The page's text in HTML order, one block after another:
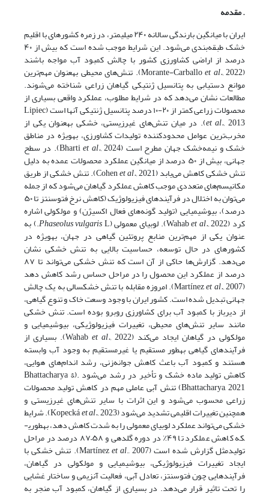
. مقدمه
ایران با میانگین بارندگی سالانه ۲۴۰ میلیمتر، در زمره کشورهای با اقلیم
خشک طبقه‌بندی می‌شود. این شرایط موجب شده است که بیش از ۴۰
درصد از اراضی کشاورزی کشور با چالش کمبود آب مواجه باشند
(Morante-Carballo
et al., 2022). تنش‌های محیطی به­عنوان مهم‌ترین
موانع دست­یابی به پتانسیل ژنتیکی گیاهان زراعی شناخته می‌شوند.
مطالعات نشان می‌دهد که در شرایط مطلوب، عملکرد واقعی بسیاری از
محصولات زراعی کمتر از ۲۰-۱۰ درصد پتانسیل ژنتیکی آنها است (Lipiec
et al.,2013). در میان تنش‌های غیرزیستی، خشکی به­عنوان یکی از
مخرب‌ترین عوامل محدودکننده تولیدات کشاورزی، به­ویژه در مناطق
خشک و نیمه‌خشک جهان مطرح است (Bharti et al., 2024). در سطح
جهانی، بیش از ۵۰ درصد از میانگین عملکرد محصولات عمده به دلیل
تنش خشکی کاهش می‌یابد (Cohen et al., 2021). تنش خشکی از طریق
مکانیسم‌های متعددی موجب کاهش عملکرد گیاهان می‌شود که از جمله
می‌توان به اختلال در فرآیندهای فیزیولوژیک (کاهش نرخ فتوسنتز تا ۵۰
درصد)، بیوشیمیایی (تولید گونه‌های فعال اکسیژن) و مولکولی اشاره
کرد (Wahab et al.,2022). لوبیای معمولی ( Phaseolus vulgarisL.) به
عنوان یکی از مهم‌ترین منابع پروتئین گیاهی در جهان، به­ویژه در
کشورهای در حال توسعه، حساسیت بالایی به تنش خشکی نشان
می‌دهد. گزارش‌ها حاکی از آن است که تنش خشکی می‌تواند تا ۸۷
درصد از عملکرد این محصول را در مراحل حساس رشد کاهش دهد
(Martínez
et al., 2007). امروزه مقابله با تنش خشکسالی به یک چالش
جهانی تبدیل شده است. کشور ایران با وجود وسعت خاک و تنوع گیاهی،
از دیرباز با کمبود آب برای کشاورزی روبرو بوده است. تنش خشکی
مانند سایر تنش‌های محیطی، تغییرات فیزیولوژیکی، بیوشیمیایی و
مولکولی در گیاهان ایجاد می‌کند (Wahab et al., 2022). بسیاری از
فرآیندهای گیاهی به­طور مستقیم یا غیرمستقیم به وجود آب وابسته
هستند و کمبود آب باعث کاهش جوانه‌زنی، رشد اندام‌های هوایی،
کاهش تولید ماده خشک و تأخیر در رشد می‌شود .(Bhattacharya &
Bhattacharya, 2021) تنش آبی عاملی مهم در کاهش تولید محصولات
زراعی محسوب می‌شود و این اثرات با سایر تنش‌های غیرزیستی و
همچنین تغییرات اقلیمی تشدید می‌شود (Kopecká et al., 2023). شرایط
خشکی می‌تواند عملکرد لوبیای معمولی را به شدت کاهش دهد، به­طوری­
که کاهش عملکرد تا ۴۹٪ در دوره گلدهی و ۵۸–۸۷ درصد در مراحل
تولیدمثل گزارش شده است (Martínez et al ., 2007). تنش خشکی با
ایجاد تغییرات فیزیولوژیکی، بیوشیمیایی و مولکولی در گیاهان،
فرآیندهایی چون فتوسنتز، تعادل آبی، فعالیت آنزیمی و ساختار غشایی
را تحت تاثیر قرار می‌دهد. در بسیاری از گیاهان، کمبود آب منجر به